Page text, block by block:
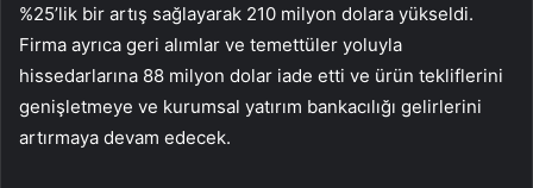
%25’lik bir artış sağlayarak 210 milyon dolara yükseldi.
Firma ayrıca geri alımlar ve temettüler yoluyla
hissedarlarına 88 milyon dolar iade etti ve ürün tekliflerini
genişletmeye ve kurumsal yatırım bankacılığı gelirlerini
artırmaya devam edecek.